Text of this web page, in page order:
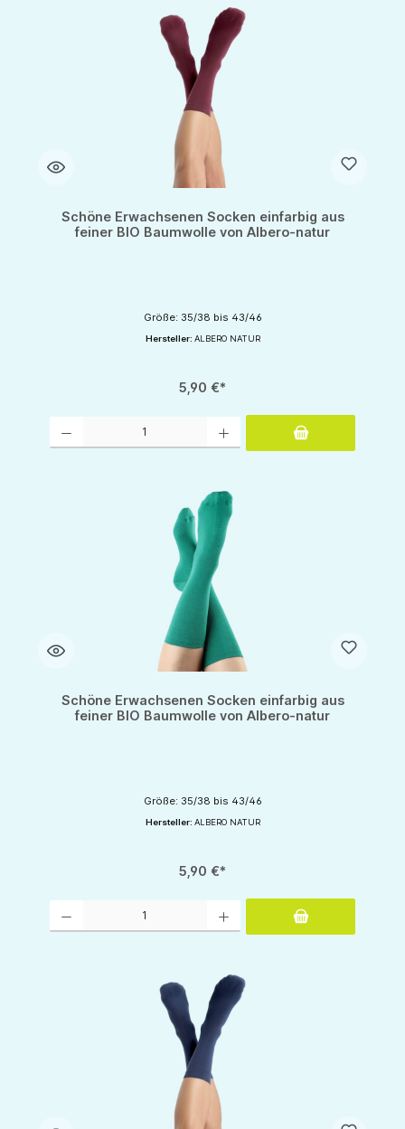
Schöne Erwachsenen Socken einfarbig aus
feiner BIO Baumwolle von Albero-natur
Größe: 35/38 bis 43/46
Hersteller: ALBERO NATUR
5,90 €*
Schöne Erwachsenen Socken einfarbig aus
feiner BIO Baumwolle von Albero-natur
Größe: 35/38 bis 43/46
Hersteller: ALBERO NATUR
5,90 €*